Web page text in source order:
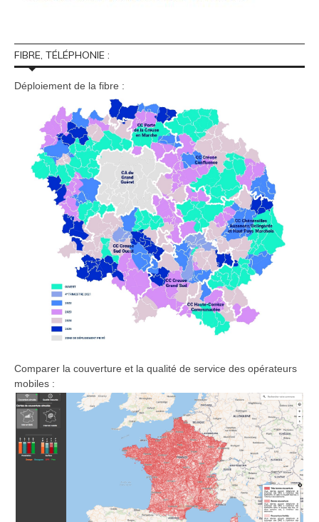
FIBRE, TÉLÉPHONIE :
Déploiement de la fibre :
Comparer la couverture et la qualité de service des opérateurs
mobiles :